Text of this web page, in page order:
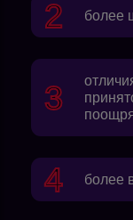
более
более